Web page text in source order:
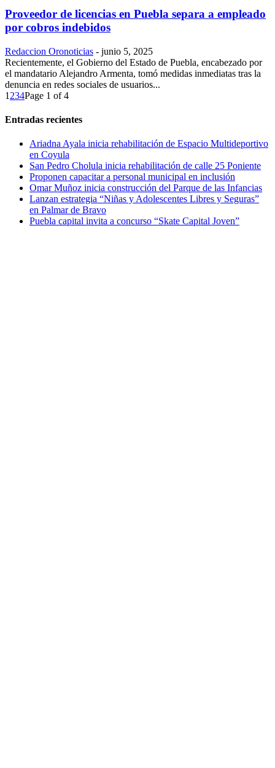
Proveedor de licencias en Puebla separa a empleado
por cobros indebidos
Redaccion Oronoticias - junio 5, 2025
Recientemente, el Gobierno del Estado de Puebla, encabezado por
el mandatario Alejandro Armenta, tomó medidas inmediatas tras la
denuncia en redes sociales de usuarios...
1 234Page 1 of 4
Entradas recientes
Ariadna Ayala inicia rehabilitación de Espacio Multideportivo
en Coyula
San Pedro Cholula inicia rehabilitación de calle 25 Poniente
Proponen capacitar a personal municipal en inclusión
Omar Muñoz inicia construcción del Parque de las Infancias
Lanzan estrategia “Niñas y Adolescentes Libres y Seguras”
en Palmar de Bravo
Puebla capital invita a concurso “Skate Capital Joven”